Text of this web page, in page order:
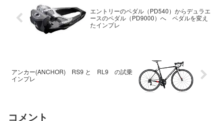
エントリーのペダル（PD540）からデュラエ
ースのペダル（PD9000）へ ペダルを変え
たインプレ
アンカー(ANCHOR) RS9 と RL9 の試乗
インプレ
コメント